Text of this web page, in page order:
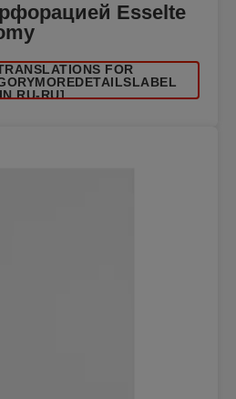
Esselte
FOR
RU-RU]